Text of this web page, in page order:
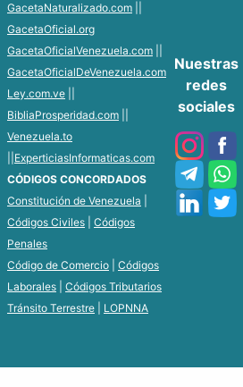
GacetaNaturalizado.com
GacetaOficial.org
GacetaOficialVenezuela.com
GacetaOficialDeVenezuela.com
Ley.com.ve
BibliaProsperidad.com
Venezuela.to
ExperticiasInformaticas.com
CÓDIGOS CONCORDADOS
Constitución de Venezuela
Códigos Civiles
Códigos
Penales
Código de Comercio
Códigos
Laborales
Códigos Tributarios
Tránsito Terrestre
LOPNNA
Nuestras
redes
sociales